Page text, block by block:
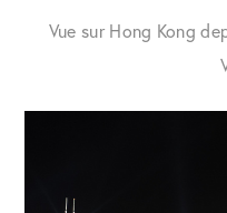
Vue sur Hong Kong